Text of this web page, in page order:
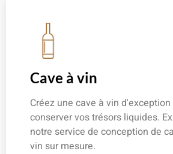
Cave à vin
Créez une cave à vin
conserver vos trésors liquides.
notre service de conception de
vin sur mesure.